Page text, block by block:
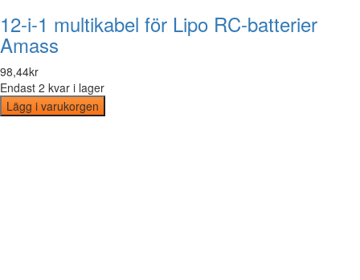
12-i-1 multikabel för Lipo RC-batterier
Amass
98,44kr
Endast 2 kvar i lager
Lägg i varukorgen